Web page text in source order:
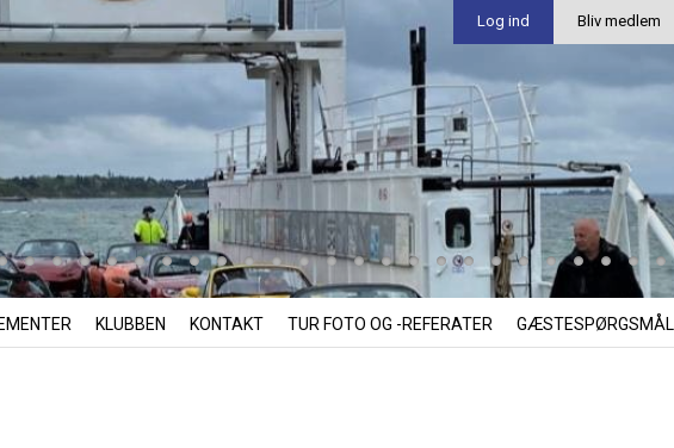
Log ind Bliv medlem
KLUBBEN KONTAKT TUR FOTO OG -REFERATER GÆSTESPØRGSMÅL